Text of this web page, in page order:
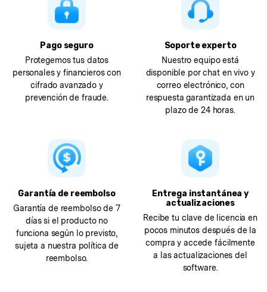
Pago seguro
Protegemos tus datos
personales y financieros con
cifrado avanzado y
prevención de fraude.
Soporte experto
Nuestro equipo está
disponible por chat en vivo y
correo electrónico, con
respuesta garantizada en un
plazo de 24 horas.
Garantía de reembolso
Garantía de reembolso de 7
días si el producto no
funciona según lo previsto,
sujeta a nuestra política de
reembolso.
Entrega instantánea y
actualizaciones
Recibe tu clave de licencia en
pocos minutos después de la
compra y accede fácilmente
a las actualizaciones del
software.